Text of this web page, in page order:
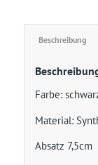
Beschreibung
Farbe:
Material:
Absatz 7,5cm